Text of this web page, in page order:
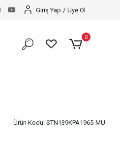
Tüm Alışverişlerinizde
Giriş Yap / Üye Ol
0
Ürün Kodu: STN139KPA1965-MU